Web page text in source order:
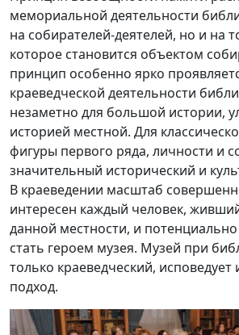
мемориальной деятельности
на собирателей-деятелей, но и на
которое становится объектом
принцип особенно ярко
краеведческой деятельности
незаметно для большой истории,
историей местной. Для
фигуры первого ряда, личности и
значительный исторический и
В краеведении масштаб
интересен каждый человек,
данной местности, и
стать героем музея. Музей при
только краеведческий, исповедует
подход.